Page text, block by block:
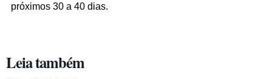
próximos 30 a 40 dias.
Leia também